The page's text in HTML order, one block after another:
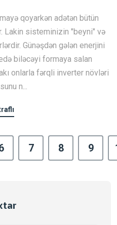
qoyarkən adətən bütün
Lakin sisteminizin "beyni" və
Günəşdən gələn enerjini
biləcəyi formaya salan
onlarla fərqli inverter növləri
n...
7 8 9